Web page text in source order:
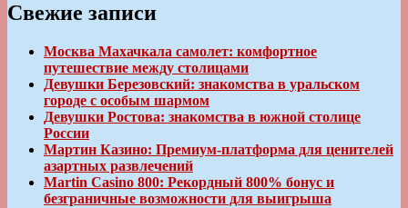
Свежие записи
Москва Махачкала самолет: комфортное
путешествие между столицами
Девушки Березовский: знакомства в уральском
городе с особым шармом
Девушки Ростова: знакомства в южной столице
России
Мартин Казино: Премиум-платформа для ценителей
азартных развлечений
Martin Casino 800: Рекордный 800% бонус и
безграничные возможности для выигрыша